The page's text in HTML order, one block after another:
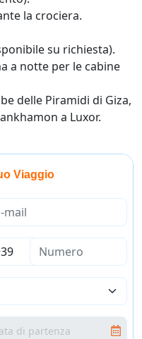
la crociera.
su richiesta).
a notte per le cabine
delle Piramidi di Giza,
a Luxor.
Viaggio